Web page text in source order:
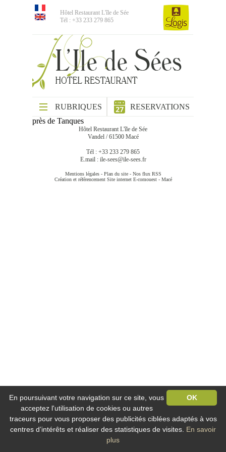
Hôtel Restaurant L'île de Sée
Tél : +33 233 279 865
RUBRIQUES
RESERVATIONS
près de Tanques
Hôtel Restaurant L'île de Sée
Vandel / 61500 Macé
Tél : +33 233 279 865
E.mail : ile-sees@ile-sees.fr
Mentions légales- Plan du site- Nos flux RSS
Création et référencement Site internet E-comouest - Macé
OK
En poursuivant votre navigation sur ce site, vous
acceptez l'utilisation de cookies ou autres
traceurs pour vous proposer des publicités ciblées adaptés à vos
centres d’intérêts et réaliser des statistiques de visites. En savoir
plus